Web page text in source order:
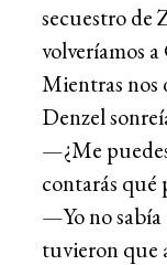
secuestro de
volveríamos
Mientras nos
Denzel
—¿Me
contarás qué
—Yo no sabía
tuvieron que